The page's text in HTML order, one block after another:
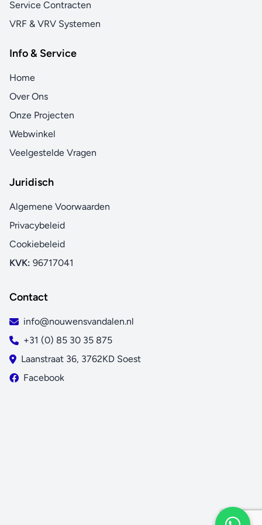
Service Contracten
VRF & VRV Systemen
Info & Service
Home
Over Ons
Onze Projecten
Webwinkel
Veelgestelde Vragen
Juridisch
Algemene Voorwaarden
Privacybeleid
Cookiebeleid
KVK: 96717041
Contact
info@nouwensvandalen.nl
+31 (0) 85 30 35 875
Laanstraat 36, 3762KD Soest
Facebook